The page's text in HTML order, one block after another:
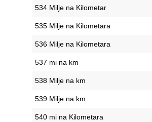
534 Milje na Kilometar
535 Milje na Kilometara
536 Milje na Kilometara
537 mi na km
538 Milje na km
539 Milje na km
540 mi na Kilometara